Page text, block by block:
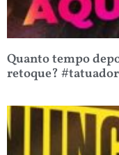
Quanto tempo
retoque?